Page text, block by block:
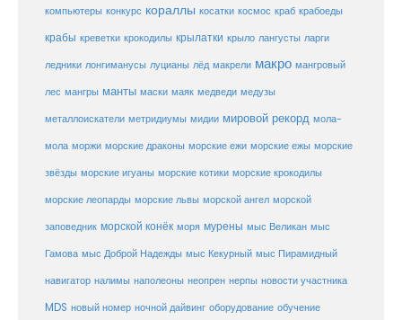
компьютеры конкурс кораллы косатки космос краб крабоеды
крабы креветки крокодилы крылатки крыло лангусты ларги
ледники лонгиманусы луцианы лёд макрели макро мангровый
лес мангры манты маски маяк медведи медузы
металлоискатели метридиумы мидии мировой рекорд мола-
мола моржи морские драконы морские ежи морские ежы морские
звёзды морские игуаны морские котики морские крокодилы
морские леопарды морские львы морской ангел морской
заповедник морской конёк моря мурены мыс Великан мыс
Гамова мыс Доброй Надежды мыс Кекурный мыс Пирамидный
навигатор налимы наполеоны неопрен нерпы новости участника
MDS новый номер ночной дайвинг оборудование обучение